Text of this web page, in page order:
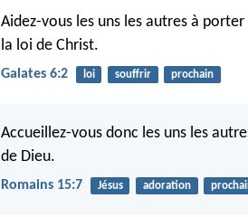
Aidez-vous les uns les autres à
la loi de Christ.
Galates 6:2 loi souffrir prochain
Accueillez-vous donc les uns les
de Dieu.
Romains 15:7 Jésus adoration